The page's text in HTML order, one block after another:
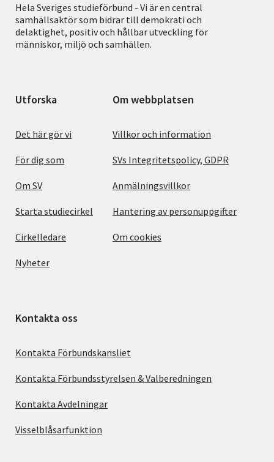
Hela Sveriges studieförbund - Vi är en central
samhällsaktör som bidrar till demokrati och
delaktighet, positiv och hållbar utveckling för
människor, miljö och samhällen.
Utforska
Det här gör vi
För dig som
Om SV
Starta studiecirkel
Cirkelledare
Nyheter
Om webbplatsen
Villkor och information
SVs Integritetspolicy, GDPR
Anmälningsvillkor
Hantering av personuppgifter
Om cookies
Kontakta oss
Kontakta Förbundskansliet
Kontakta Förbundsstyrelsen & Valberedningen
Kontakta Avdelningar
Visselblåsarfunktion